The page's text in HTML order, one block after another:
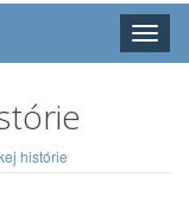
histórie